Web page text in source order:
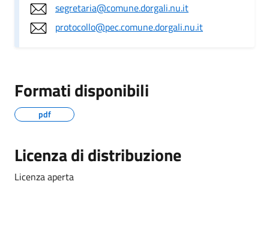
segretaria@comune.dorgali.nu.it
protocollo@pec.comune.dorgali.nu.it
Formati disponibili
pdf
Licenza di distribuzione
Licenza aperta